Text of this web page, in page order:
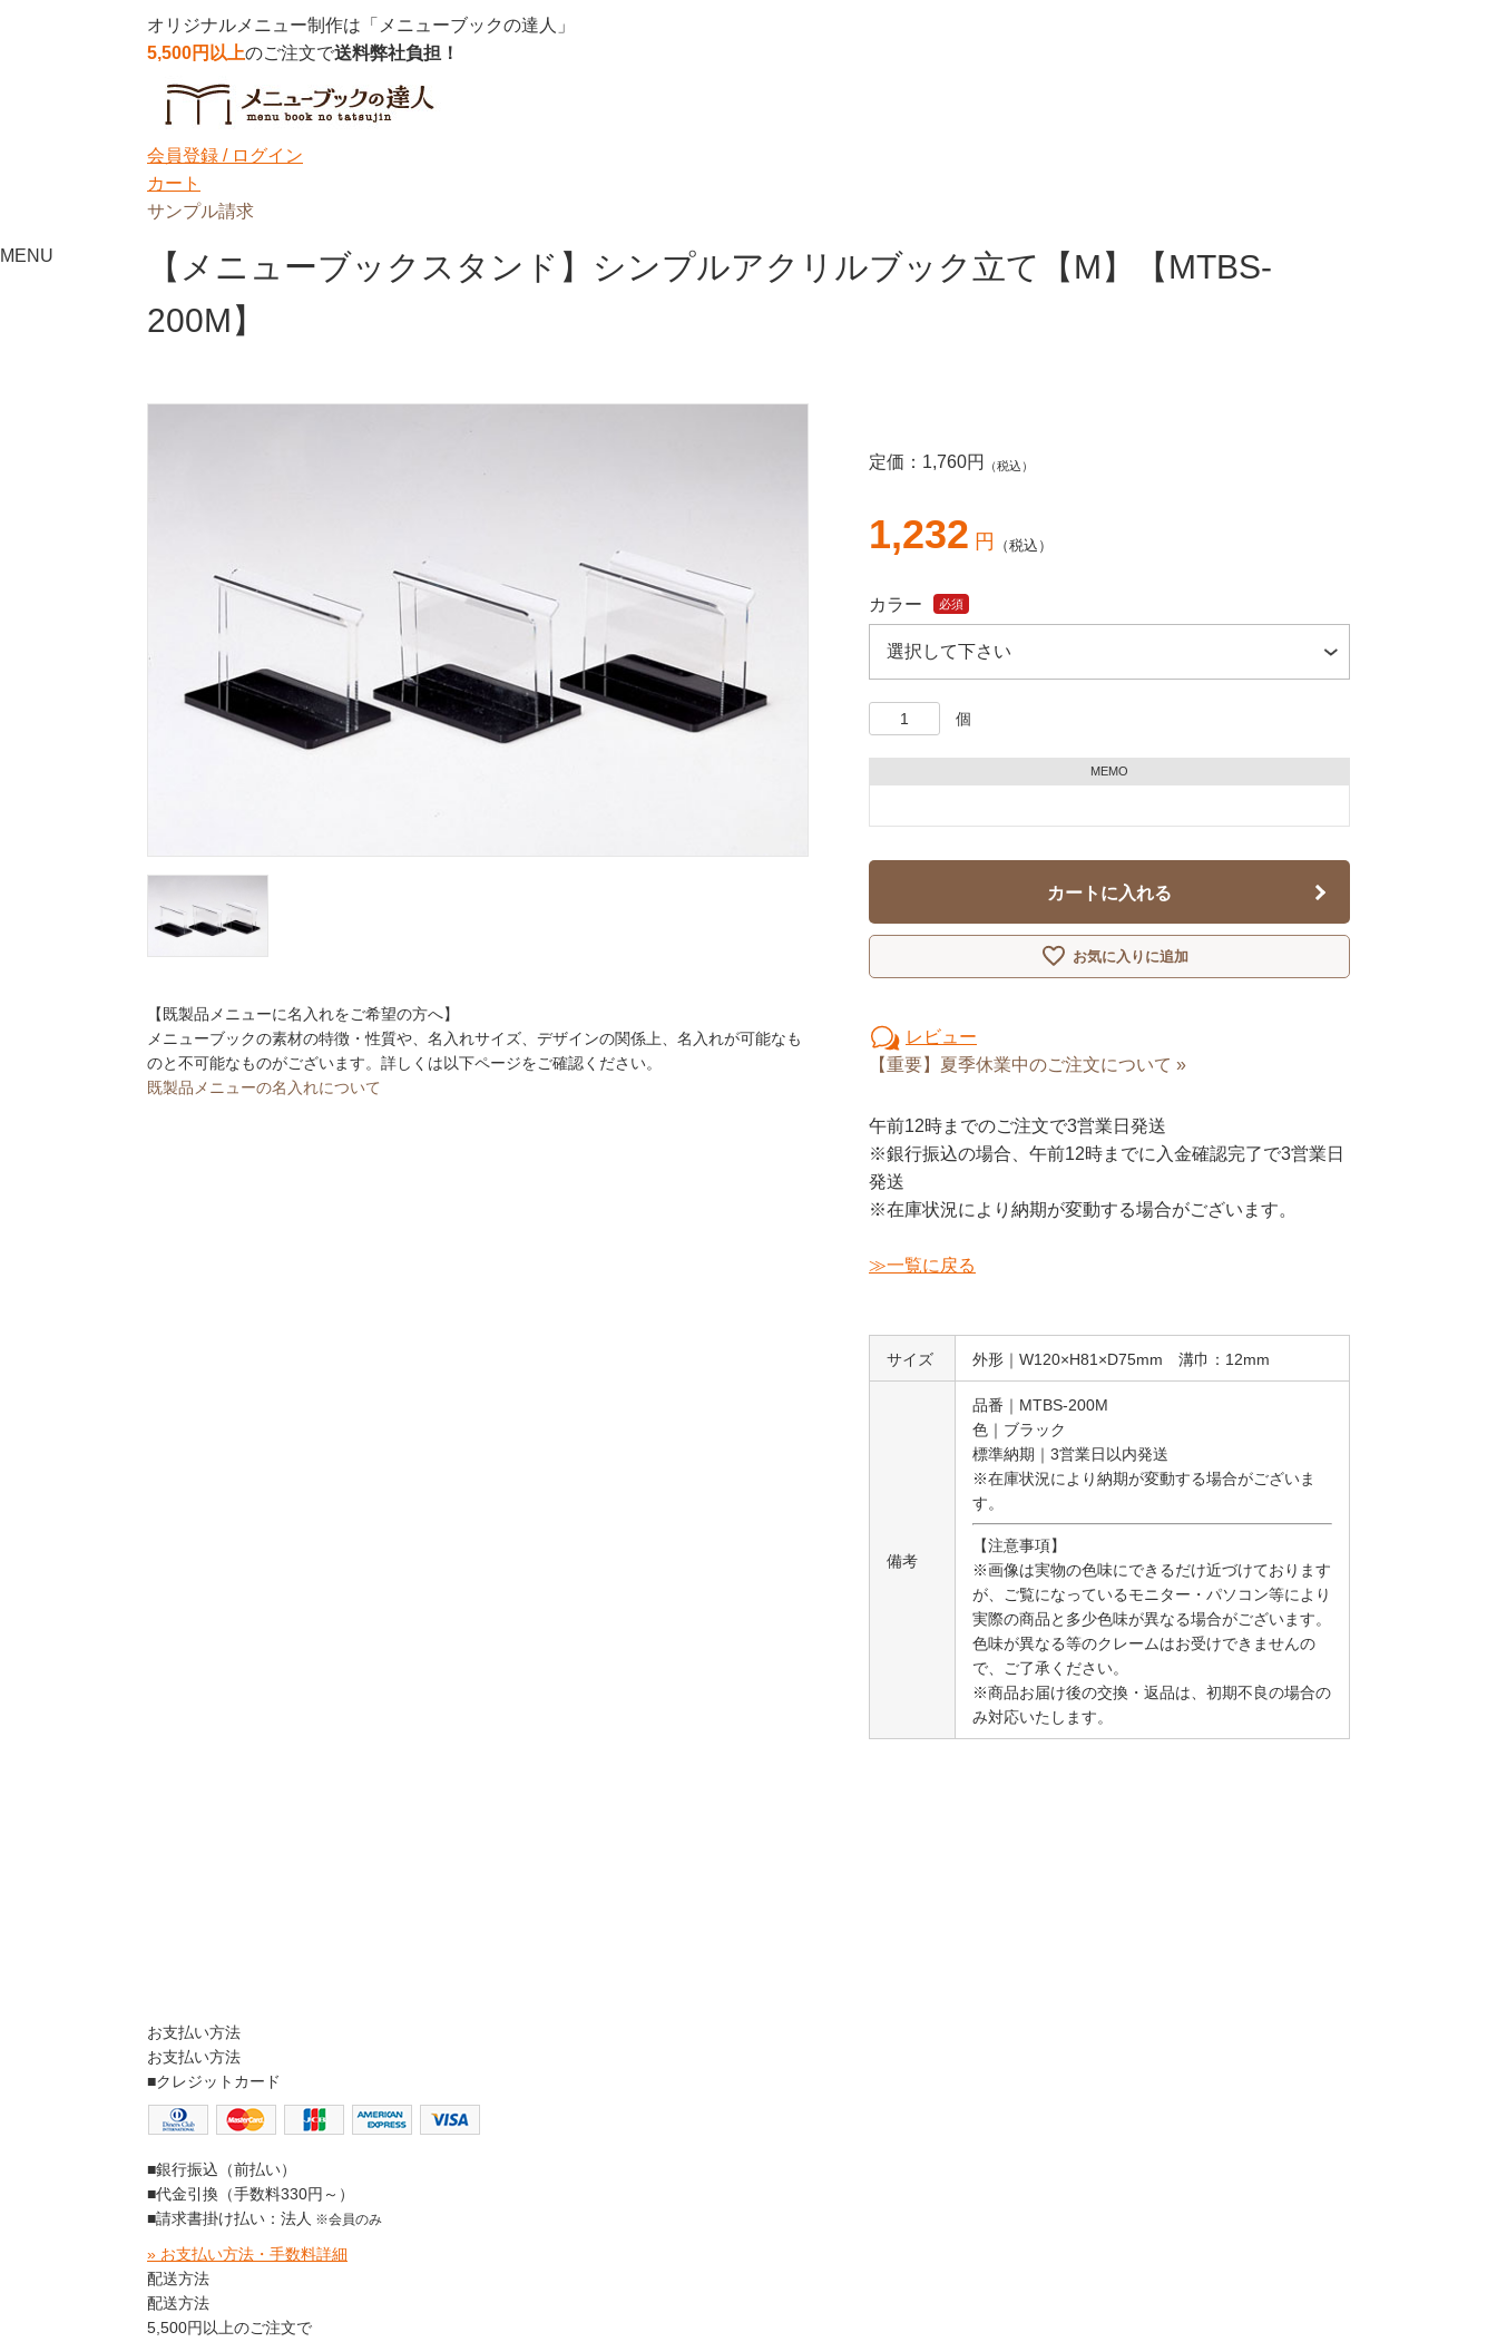
オリジナルメニュー制作は「メニューブックの達人」
5,500円以上のご注文で送料弊社負担！
会員登録 / ログイン
カート
サンプル請求
MENU
【メニューブックスタンド】シンプルアクリルブック立て【M】【MTBS-
200M】
【既製品メニューに名入れをご希望の方へ】
メニューブックの素材の特徴・性質や、名入れサイズ、デザインの関係上、名入れが可能なも
のと不可能なものがございます。詳しくは以下ページをご確認ください。
既製品メニューの名入れについて
定価： 1,760円 （税込）
1,232 円 （税込）
カラー 必須
個
MEMO
カートに入れる
お気に入りに追加
レビュー
【重要】夏季休業中のご注文について »
午前12時までのご注文で3営業日発送
※銀行振込の場合、午前12時までに入金確認完了で3営業日
発送
※在庫状況により納期が変動する場合がございます。
≫一覧に戻る
サイズ 外形｜W120×H81×D75mm 溝巾：12mm
備考
品番｜MTBS-200M
色｜ブラック
標準納期｜3営業日以内発送
※在庫状況により納期が変動する場合がございま
す。
【注意事項】
※画像は実物の色味にできるだけ近づけております
が、ご覧になっているモニター・パソコン等により
実際の商品と多少色味が異なる場合がございます。
色味が異なる等のクレームはお受けできませんの
で、ご了承ください。
※商品お届け後の交換・返品は、初期不良の場合の
み対応いたします。
お支払い方法
お支払い方法
■クレジットカード
■銀行振込（前払い）
■代金引換（手数料330円～）
■請求書掛け払い：法人 ※会員のみ
» お支払い方法・手数料詳細
配送方法
配送方法
5,500円以上のご注文で